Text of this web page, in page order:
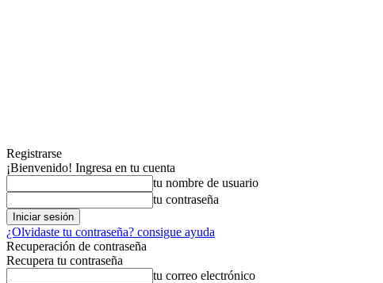
Registrarse
¡Bienvenido! Ingresa en tu cuenta
tu nombre de usuario
tu contraseña
¿Olvidaste tu contraseña? consigue ayuda
Recuperación de contraseña
Recupera tu contraseña
tu correo electrónico